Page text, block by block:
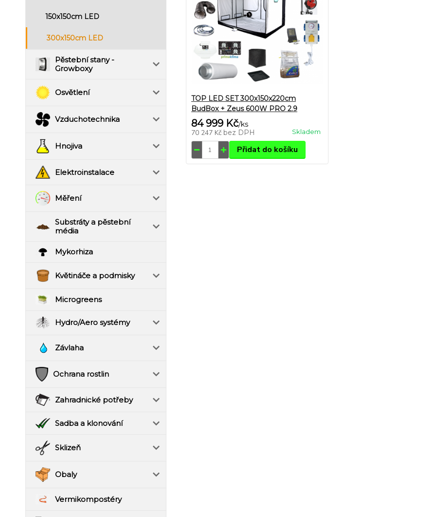
150x150cm LED
300x150cm LED
Pěstební stany -
Growboxy
Osvětlení
Vzduchotechnika
Hnojiva
Elektroinstalace
Měření
Substráty a pěstební
média
Mykorhiza
Květináče a podmisky
Microgreens
Hydro/Aero systémy
Závlaha
Ochrana rostlin
Zahradnické potřeby
Sadba a klonování
Sklizeň
Obaly
Vermikompostéry
TOP LED SET 300x150x220cm
BudBox + Zeus 600W PRO 2.9
84 999 Kč/ks
70 247 Kč bez DPH Skladem
Přidat do košíku